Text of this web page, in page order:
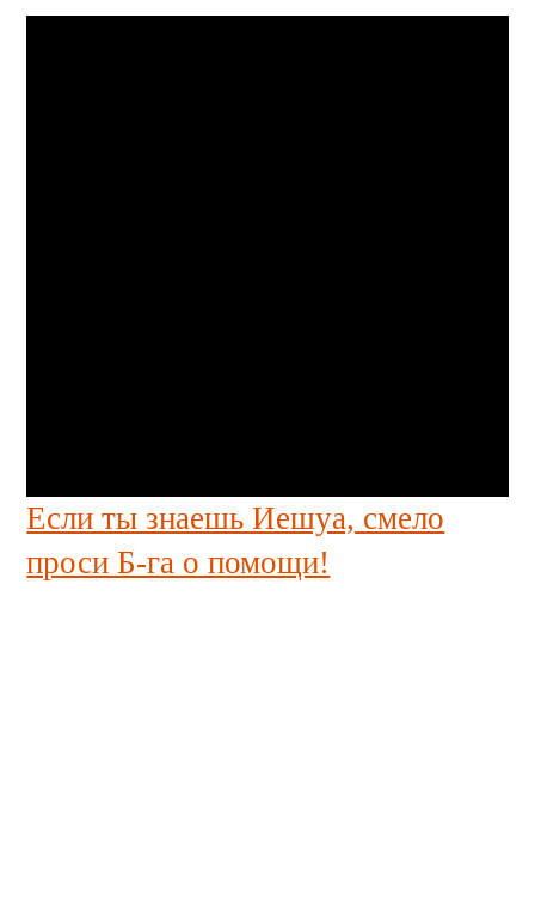
Если ты знаешь Иешуа, смело
проси Б-га о помощи!